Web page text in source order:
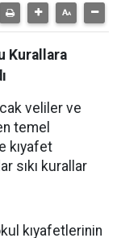
Kurallara
veliler ve
temel
kıyafet
sıkı kurallar
kıyafetlerinin